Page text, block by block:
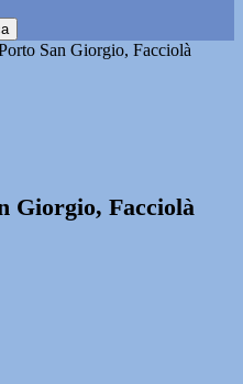
San Giorgio, Facciolà
Giorgio, Facciolà